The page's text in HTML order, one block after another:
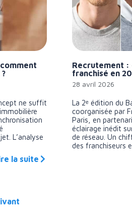
ne suffit
L’analyse
la suite
Recrutement
franchisé en
28 avril 2026
La 2ᵉ édition du
coorganisée par
Paris, en
éclairage inédit
de réseau. Un
des franchiseurs